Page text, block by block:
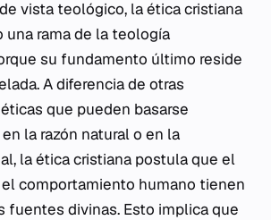
vista teológico, la ética cristiana
una rama de la teología
su fundamento último reside
A diferencia de otras
que pueden basarse
la razón natural o en la
la ética cristiana postula que el
comportamiento humano tienen
fuentes divinas. Esto implica que